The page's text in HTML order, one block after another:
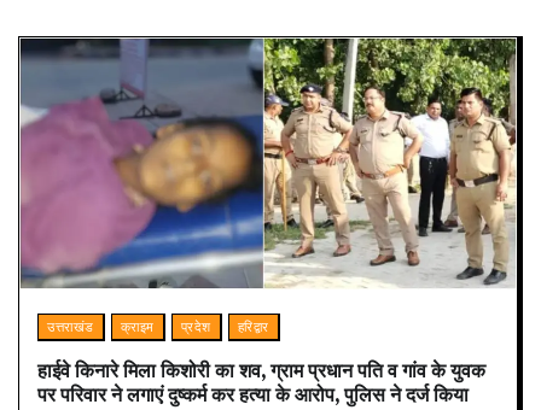
उत्तराखंड क्राइम प्रदेश हरिद्वार
हाईवे किनारे मिला किशोरी का शव, ग्राम प्रधान पति व गांव के युवक
पर परिवार ने लगाएं दुष्कर्म कर हत्या के आरोप, पुलिस ने दर्ज किया